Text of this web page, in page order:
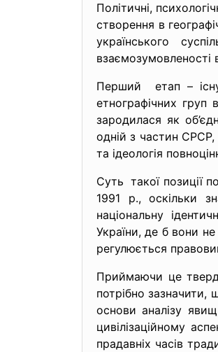
Політичні,
створення в
українського
взаємозумовленості
Перший етап –
етнографічних груп
зародилася як
одній з частин СРСР,
та ідеологія
Суть такої позиції
1991 р., оскільки
національну
України, де б вони не
регулюється
Приймаючи це
потрібно зазначити,
основи аналізу
цивілізаційному
прадавніх часів